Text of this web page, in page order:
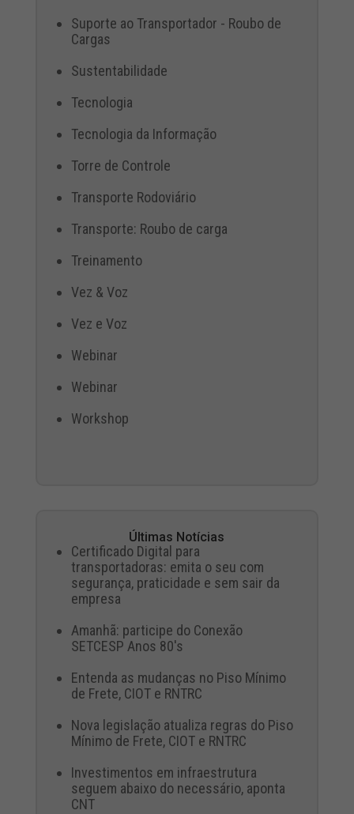
Suporte ao Transportador - Roubo de
Cargas
Sustentabilidade
Tecnologia
Tecnologia da Informação
Torre de Controle
Transporte Rodoviário
Transporte: Roubo de carga
Treinamento
Vez & Voz
Vez e Voz
Webinar
Webinar
Workshop
Últimas Notícias
Certificado Digital para
transportadoras: emita o seu com
segurança, praticidade e sem sair da
empresa
Amanhã: participe do Conexão
SETCESP Anos 80's
Entenda as mudanças no Piso Mínimo
de Frete, CIOT e RNTRC
Nova legislação atualiza regras do Piso
Mínimo de Frete, CIOT e RNTRC
Investimentos em infraestrutura
seguem abaixo do necessário, aponta
CNT